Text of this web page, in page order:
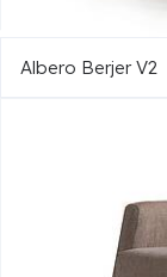
Albero Berjer V2